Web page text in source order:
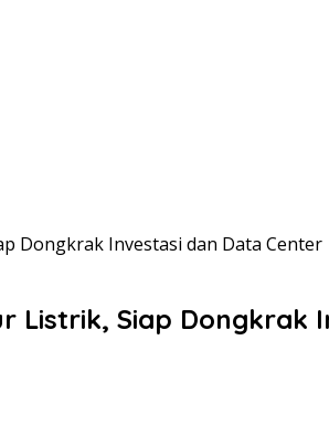
Dongkrak Investasi dan Data Center
Listrik, Siap Dongkrak